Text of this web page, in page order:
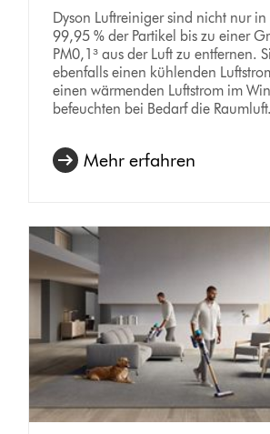
Dyson Luftreiniger sind nicht nur in
99,95 % der Partikel bis zu einer
PM0,1³ aus der Luft zu entfernen.
ebenfalls einen kühlenden
einen wärmenden Luftstrom im
befeuchten bei Bedarf die Raumluft.
Mehr erfahren